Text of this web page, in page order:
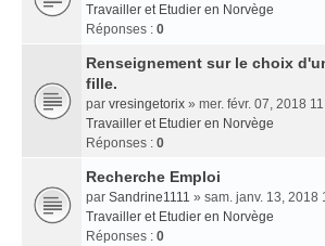
Travailler et Etudier en Norvège
Réponses : 0
Renseignement sur le choix
fille.
par vresingetorix » mer. févr. 07, 2018
Travailler et Etudier en Norvège
Réponses : 0
Recherche Emploi
par Sandrine1111 » sam. janv. 13, 2018
Travailler et Etudier en Norvège
Réponses : 0